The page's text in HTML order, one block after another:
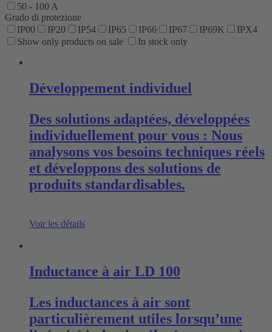
50 - 100 A
Grado di protezione
IP00
IP20 IP54 IP65 IP66 IP67 IP69K
IPX4
Show only products on sale
In stock only
Développement individuel
Des solutions adaptées, développées
individuellement pour vous : Nous
analysons vos besoins techniques réels
et développons des solutions de
produits standardisables.
Voir les détails
Inductance à air LD 100
Les inductances à air sont
particulièrement utiles lorsqu’une